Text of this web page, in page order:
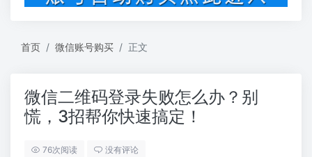
首页 微信账号购买 正文
微信二维码登录失败怎么办？别
慌，3招帮你快速搞定！
76次阅读 没有评论